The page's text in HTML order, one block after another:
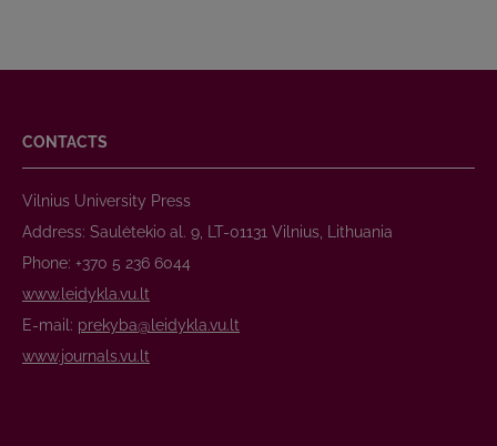
CONTACTS
Vilnius University Press
Address: Saulėtekio al. 9, LT-01131 Vilnius, Lithuania
Phone: +370 5 236 6044
www.leidykla.vu.lt
E-mail: prekyba@leidykla.vu.lt
www.journals.vu.lt